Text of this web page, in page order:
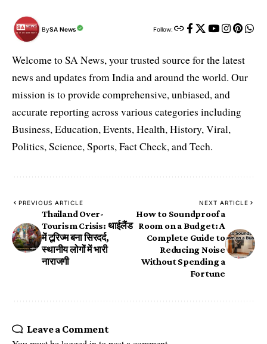
BySA News Follow:
Welcome to SA News, your trusted source for the latest
news and updates from India and around the world. Our
mission is to provide comprehensive, unbiased, and
accurate reporting across various categories including
Business, Education, Events, Health, History, Viral,
Politics, Science, Sports, Fact Check, and Tech.
PREVIOUS ARTICLE
Thailand Over-
Tourism Crisis: थाईलैंड
में टूरिज्म बना सिरदर्द,
स्थानीय लोगों में भारी
नाराजगी
NEXT ARTICLE
How to Soundproof a
Room on a Budget: A
Complete Guide to
Reducing Noise
Without Spending a
Fortune
Leave a Comment